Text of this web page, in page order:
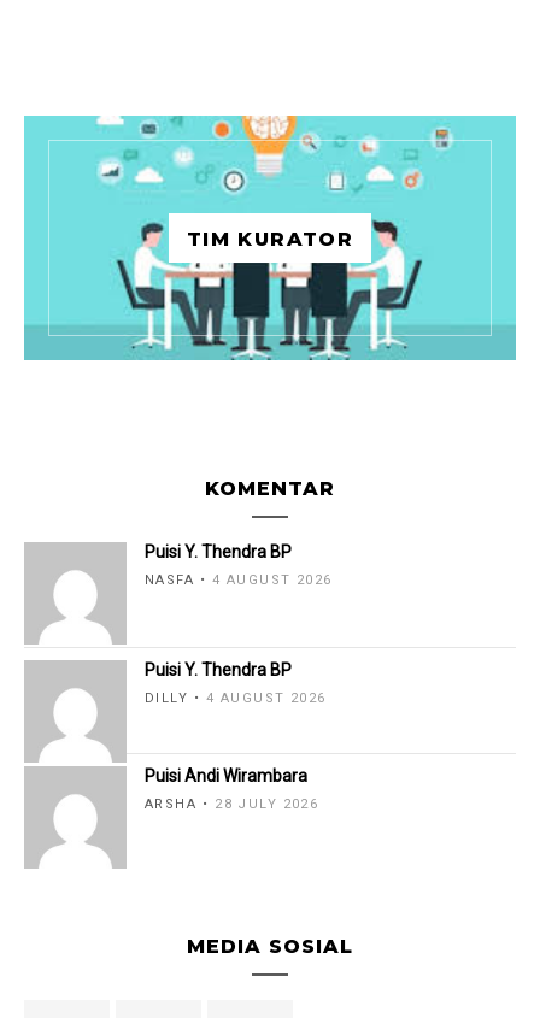
TIM KURATOR
KOMENTAR
Puisi Y. Thendra BP
NASFA 4 AUGUST 2026
Puisi Y. Thendra BP
DILLY 4 AUGUST 2026
Puisi Andi Wirambara
ARSHA 28 JULY 2026
MEDIA SOSIAL